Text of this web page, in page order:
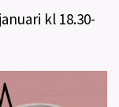
kl 18.30-